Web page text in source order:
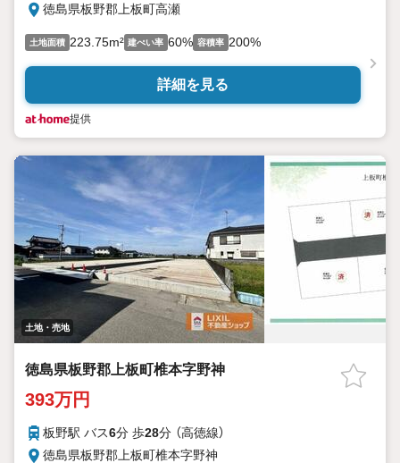
徳島県板野郡上板町高瀬
土地面積 223.75m² 建ぺい率 60% 容積率 200%
詳細を見る
提供
土地・売地
徳島県板野郡上板町椎本字野神
393万円
板野駅 バス6分 歩28分 （高徳線）
徳島県板野郡上板町椎本字野神